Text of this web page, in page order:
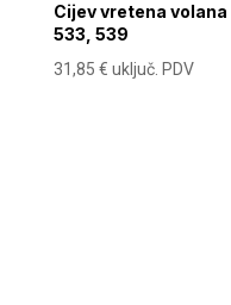
Cijev vretena volana
533, 539
31,85 € uključ. PDV